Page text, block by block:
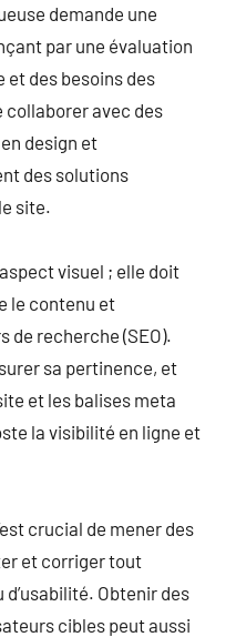
demande une
par une évaluation
des besoins des
avec des
design et
des solutions
site.
visuel ; elle doit
le contenu et
de recherche (SEO).
sa pertinence, et
et les balises meta
la visibilité en ligne et
crucial de mener des
et corriger tout
Obtenir des
cibles peut aussi